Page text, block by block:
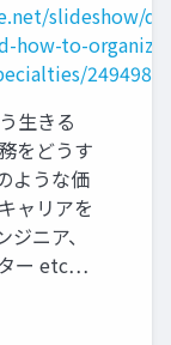
slideshow/
how-to-organize-
生きる
をどうす
ような価
ャリアを
ニア、
ー etc…